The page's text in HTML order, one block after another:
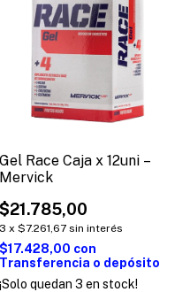
Gel Race Caja x 12uni –
Mervick
$21.785,00
3 x $7.261,67 sin interés
$17.428,00 con
Transferencia o depósito
¡Solo quedan 3 en stock!